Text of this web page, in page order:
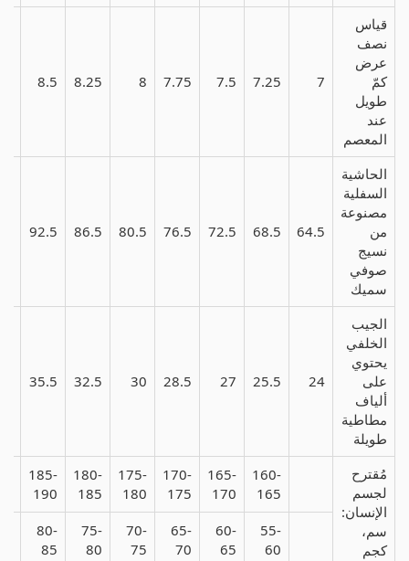
قياس
نصف
عرض
كمّ
طويل
عند
المعصم
7
7.25
7.5
7.75
8
8.25
8.5
الحاشية
السفلية
مصنوعة
من
نسيج
صوفي
سميك
64.5
68.5
72.5
76.5
80.5
86.5
92.5
الجيب
الخلفي
يحتوي
على
ألياف
مطاطية
طويلة
24
25.5
27
28.5
30
32.5
35.5
مُقترح
لجسم
الإنسان:
سم،
كجم
160-
165
165-
170
170-
175
175-
180
180-
185
185-
190
55-
60
60-
65
65-
70
70-
75
75-
80
80-
85